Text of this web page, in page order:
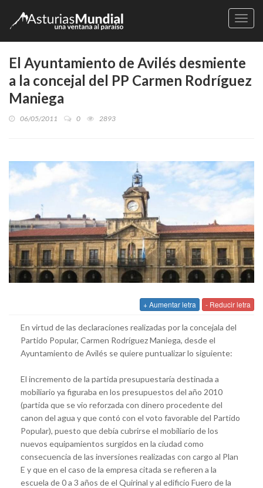
El Ayuntamiento de Avilés desmiente
a la concejal del PP Carmen Rodríguez
Maniega
06/05/2011 0 2893
+ Aumentar letra - Reducir letra
En virtud de las declaraciones realizadas por la concejala del
Partido Popular, Carmen Rodríguez Maniega, desde el
Ayuntamiento de Avilés se quiere puntualizar lo siguiente:
El incremento de la partida presupuestaría destinada a
mobiliario ya figuraba en los presupuestos del año 2010
(partida que se vio reforzada con dinero procedente del
canon del agua y que contó con el voto favorable del Partido
Popular), puesto que debía cubrirse el mobiliario de los
nuevos equipamientos surgidos en la ciudad como
consecuencia de las inversiones realizadas con cargo al Plan
E y que en el caso de la empresa citada se refieren a la
escuela de 0 a 3 años de el Quirinal y al edificio Fuero de la